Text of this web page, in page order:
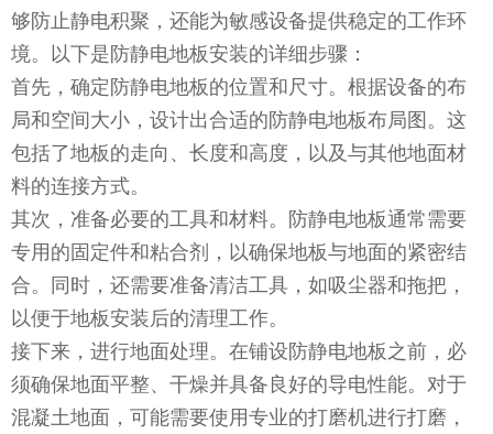
够防止静电积聚，还能为敏感设备提供稳定的工作环
境。以下是防静电地板安装的详细步骤：
首先，确定防静电地板的位置和尺寸。根据设备的布
局和空间大小，设计出合适的防静电地板布局图。这
包括了地板的走向、长度和高度，以及与其他地面材
料的连接方式。
其次，准备必要的工具和材料。防静电地板通常需要
专用的固定件和粘合剂，以确保地板与地面的紧密结
合。同时，还需要准备清洁工具，如吸尘器和拖把，
以便于地板安装后的清理工作。
接下来，进行地面处理。在铺设防静电地板之前，必
须确保地面平整、干燥并具备良好的导电性能。对于
混凝土地面，可能需要使用专业的打磨机进行打磨，